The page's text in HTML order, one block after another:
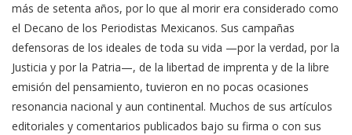
más de setenta años, por lo que al morir era considerado como
el Decano de los Periodistas Mexicanos. Sus campañas
defensoras de los ideales de toda su vida —por la verdad, por la
Justicia y por la Patria—, de la libertad de imprenta y de la libre
emisión del pensamiento, tuvieron en no pocas ocasiones
resonancia nacional y aun continental. Muchos de sus artículos
editoriales y comentarios publicados bajo su firma o con sus